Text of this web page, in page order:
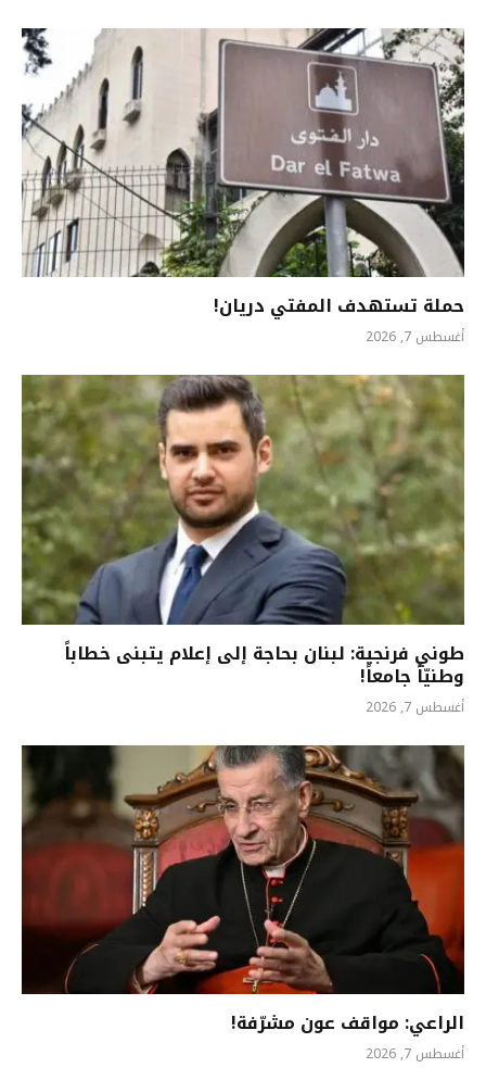
حملة تستهدف المفتي دريان!
أغسطس 7, 2026
طوني فرنجية: لبنان بحاجة إلى إعلام يتبنى خطاباً
وطنيّاً جامعاً!
أغسطس 7, 2026
الراعي: مواقف عون مشرّفة!
أغسطس 7, 2026